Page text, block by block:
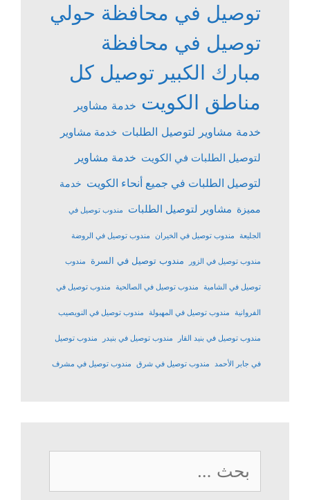
توصيل في محافظة حولي
توصيل في محافظة
مبارك الكبير توصيل كل
مناطق الكويت خدمة مشاوير
خدمة مشاوير لتوصيل الطلبات خدمة مشاوير
لتوصيل الطلبات في الكويت خدمة مشاوير
لتوصيل الطلبات في جميع أنحاء الكويت خدمة
مميزة مشاوير لتوصيل الطلبات مندوب توصيل في
الجليعة مندوب توصيل في الخيران مندوب توصيل في الروضة
مندوب توصيل في الزور مندوب توصيل في السرة مندوب
توصيل في الشامية مندوب توصيل في الصالحية مندوب توصيل في
الفروانية مندوب توصيل في المهبولة مندوب توصيل في النويصيب
مندوب توصيل في بنيد القار مندوب توصيل في بنيدر مندوب توصيل
في جابر الأحمد مندوب توصيل في شرق مندوب توصيل في مشرف
البحث
عن: